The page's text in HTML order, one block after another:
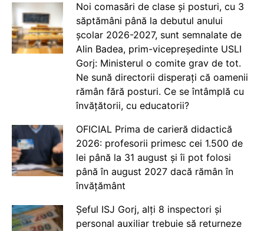
Noi comasări de clase și posturi, cu 3
săptămâni până la debutul anului
școlar 2026-2027, sunt semnalate de
Alin Badea, prim-vicepreședinte USLI
Gorj: Ministerul o comite grav de tot.
Ne sună directorii disperați că oamenii
rămân fără posturi. Ce se întâmplă cu
învățătorii, cu educatorii?
OFICIAL Prima de carieră didactică
2026: profesorii primesc cei 1.500 de
lei până la 31 august și îi pot folosi
până în august 2027 dacă rămân în
învățământ
Șeful ISJ Gorj, alți 8 inspectori și
personal auxiliar trebuie să returneze